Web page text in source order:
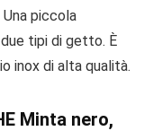
piccola
tipi di getto. È
inox di alta qualità.
Minta nero,